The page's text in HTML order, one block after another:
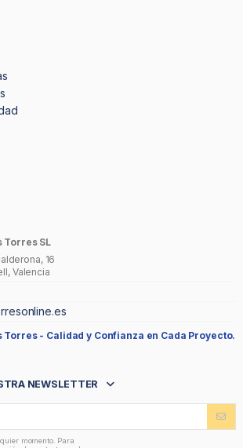
Torres SL
16
Valencia
Torres - Calidad y Confianza en Cada Proyecto.
NEWSLETTER
momento. Para